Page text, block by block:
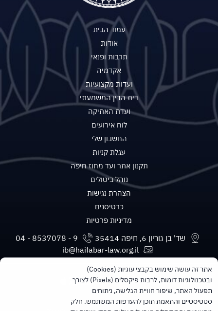
עמוד הבית
אודות
תרבות ופנאי
אקדמיה
ועדות מקצועיות
בית הדין המשמעתי
ועדת האתיקה
לוח אירועים
החשבון שלי
עגלת קניות
תקנון אתר ועד מחוז חיפה
נוהל ביטולים
הצהרת נגישות
כרטיסנים
מדיניות פרטיות
שד' בן גוריון 6, חיפה 35414
ib@haifabar-law.org.il
אתר זה עושה שימוש בקבצי עוגיות (Cookies)
ובטכנולוגיות דומות, לרבות פיקסלים (Pixels) לצורך
תפעול האתר, שיפור חוויית הגלישה, ניתוחים
סטטיסטיים והתאמת תוכן להעדפות המשתמש. חלק